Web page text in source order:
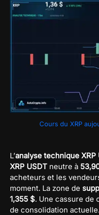
Cours du XRP
L’analyse technique XRP
XRP USDT neutre à
acheteurs et les
moment. La zone de
1,355 $. Une cassure de
de consolidation